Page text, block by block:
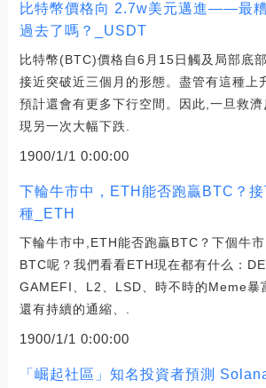
比特幣價格向 2.7w美元邁進——最
過去了嗎？_USDT
比特幣(BTC)價格自6月15日觸及局部底
接近突破近三個月的形態。盡管有這種上
預計還會有更多下行空間。因此,一旦救
現另一次大幅下跌.
1900/1/1 0:00:00
下輪牛市中，ETH能否跑贏BTC？
種_ETH
下輪牛市中,ETH能否跑贏BTC？下個牛
BTC呢？我們看看ETH現在都有什么：
GAMEFI、L2、LSD、時不時的Meme暴
還有持續的通縮、.
1900/1/1 0:00:00
「崛起社區」知名投資者預測